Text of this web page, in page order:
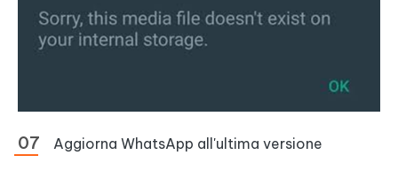
Aggiorna WhatsApp all'ultima versione